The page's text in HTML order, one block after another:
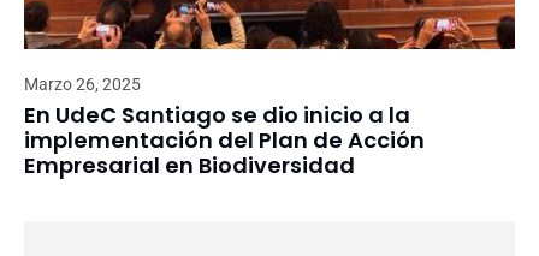
Marzo 26, 2025
En UdeC Santiago se dio inicio a la
implementación del Plan de Acción
Empresarial en Biodiversidad